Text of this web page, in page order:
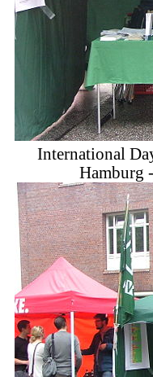
International
Hamburg